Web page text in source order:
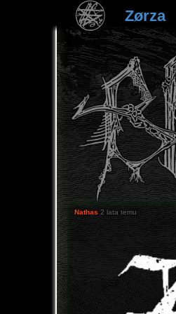
Zørza
Nathas 2 lata temu